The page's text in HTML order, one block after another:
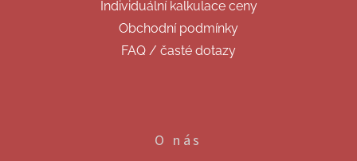
Individuální kalkulace ceny
Obchodní podmínky
FAQ / časté dotazy
O nás